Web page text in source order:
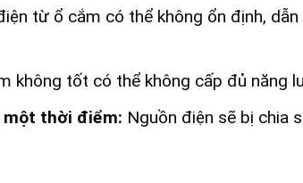
từ ổ cắm có thể không ổn định,
không tốt có thể không cấp đủ năng
một thời điểm: Nguồn điện sẽ bị chia